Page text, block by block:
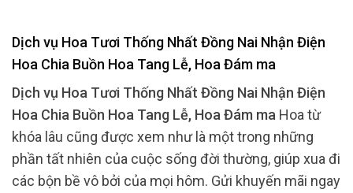
Dịch vụ Hoa Tươi Thống Nhất Đồng Nai Nhận Điện
Hoa Chia Buồn Hoa Tang Lễ, Hoa Đám ma
Dịch vụ Hoa Tươi Thống Nhất Đồng Nai Nhận Điện
Hoa Chia Buồn Hoa Tang Lễ, Hoa Đám ma Hoa từ
khóa lâu cũng được xem như là một trong những
phần tất nhiên của cuộc sống đời thường, giúp xua đi
các bộn bề vô bởi của mọi hôm. Gửi khuyến mãi ngay